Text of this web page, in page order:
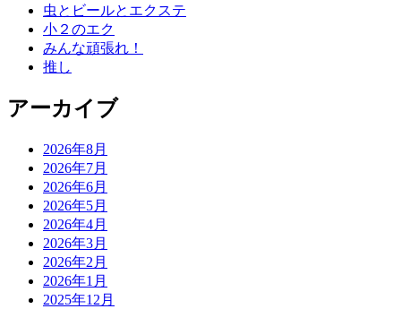
虫とビールとエクステ
小２のエク
みんな頑張れ！
推し
アーカイブ
2026年8月
2026年7月
2026年6月
2026年5月
2026年4月
2026年3月
2026年2月
2026年1月
2025年12月